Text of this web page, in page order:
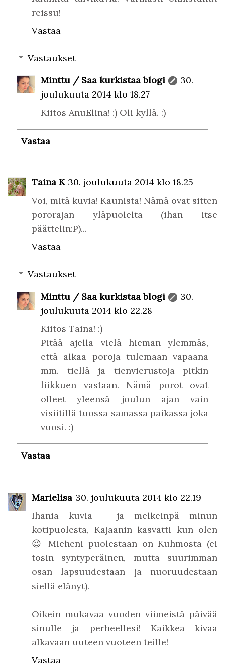
reissu!
Vastaa
Vastaukset
Minttu / Saa kurkistaa blogi
30.
joulukuuta 2014 klo 18.27
Kiitos AnuElina! :) Oli kyllä. :)
Vastaa
Taina K 30. joulukuuta 2014 klo 18.25
Voi, mitä kuvia! Kaunista! Nämä ovat sitten
pororajan yläpuolelta (ihan itse
päättelin:P)...
Vastaa
Vastaukset
Minttu / Saa kurkistaa blogi
30.
joulukuuta 2014 klo 22.28
Kiitos Taina! :)
Pitää ajella vielä hieman ylemmäs,
että alkaa poroja tulemaan vapaana
mm. tiellä ja tienvierustoja pitkin
liikkuen vastaan. Nämä porot ovat
olleet yleensä joulun ajan vain
visiitillä tuossa samassa paikassa joka
vuosi. :)
Vastaa
Marielisa 30. joulukuuta 2014 klo 22.19
Ihania kuvia - ja melkeinpä minun
kotipuolesta, Kajaanin kasvatti kun olen
😉 Mieheni puolestaan on Kuhmosta (ei
tosin syntyperäinen, mutta suurimman
osan lapsuudestaan ja nuoruudestaan
siellä elänyt).
Oikein mukavaa vuoden viimeistä päivää
sinulle ja perheellesi! Kaikkea kivaa
alkavaan uuteen vuoteen teille!
Vastaa